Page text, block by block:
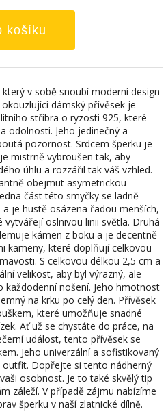
košíku
v sobě snoubí moderní design
dámský přívěsek je
stříbra o ryzosti 925, které
odolnosti. Jeho jedinečný a
pozornost. Srdcem šperku je
mistrně vybroušen tak, aby
úhlu a rozzářil tak váš vzhled.
obejmut asymetrickou
část této smyčky se ladně
je hustě osázena řadou menších,
vytvářejí oslnivou linii světla. Druhá
kámen z boku a je decentně
kameny, které doplňují celkovou
S celkovou délkou 2,5 cm a
velikost, aby byl výrazný, ale
nošení. Jeho hmotnost
na krku po celý den. Přívěsek
které umožňuje snadné
Ať už se chystáte do práce, na
událost, tento přívěsek se
Jeho univerzální a sofistikovaný
outfit. Dopřejte si tento nádherný
osobnost. Je to také skvělý tip
záleží. V případě zájmu nabízíme
šperku v naší zlatnické dílně.